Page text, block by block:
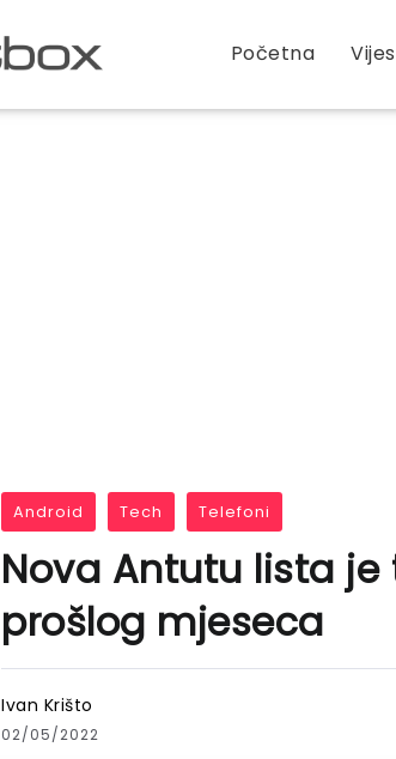
Početna
Android Tech Telefoni
Nova Antutu lista
prošlog mjeseca
Ivan Krišto
02/05/2022